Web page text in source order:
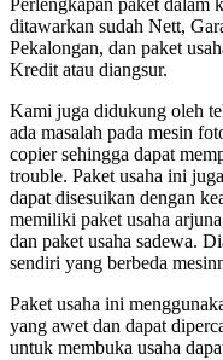
ditawarkan sudah Nett,
Pekalongan, dan paket
Kredit atau diangsur.
Kami juga didukung oleh
ada masalah pada mesin
copier sehingga dapat
trouble. Paket usaha ini
dapat disesuikan dengan
memiliki paket usaha
dan paket usaha sadewa.
sendiri yang berbeda
Paket usaha ini
yang awet dan dapat
untuk membuka usaha